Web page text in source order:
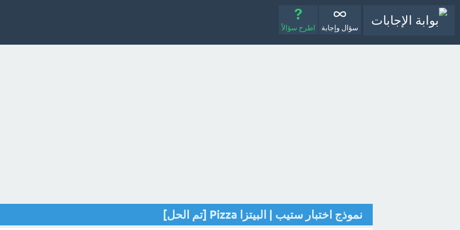
سؤال وإجابة اطرح سؤالاً
نموذج اختبار ستيب | البيتزا Pizza [تم الحل]